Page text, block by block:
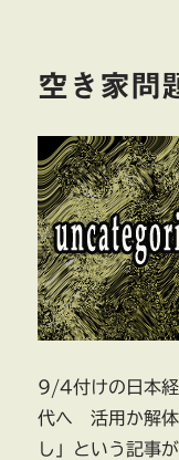
空き家問
9/4付けの日本
代へ 活用か解
し」という記事